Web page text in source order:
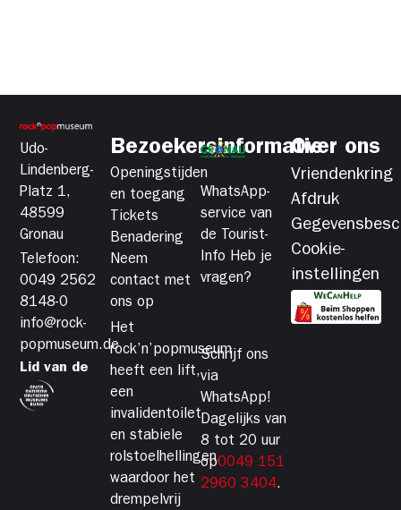
Udo-
Lindenberg-
Platz 1,
48599
Gronau
Telefoon:
0049 2562
8148-0
info@rock-
popmuseum.de
Lid van de
Bezoekersinformatie
Openingstijden
en toegang
Tickets
Benadering
Neem
contact met
ons op
Het
rock’n’popmuseum
heeft een lift,
een
invalidentoilet
en stabiele
rolstoelhellingen,
waardoor het
drempelvrij
WhatsApp-
service van
de Tourist-
Info Heb je
vragen?
Schrijf ons
via
WhatsApp!
Dagelijks van
8 tot 20 uur
op0049 151
2960 3404.
Over ons
Vriendenkring
Afdruk
Cookie-
instellingen